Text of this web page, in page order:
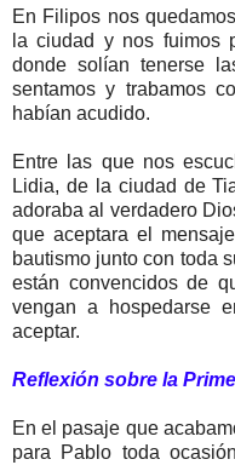
En Filipos nos
la ciudad y nos fuimos
donde solían tenerse
sentamos y trabamos
habían acudido.
Entre las que nos
Lidia, de la ciudad de
adoraba al verdadero
que aceptara el
bautismo junto con toda
están convencidos de
vengan a hospedarse
aceptar.
Reflexión sobre la
En el pasaje que
para Pablo toda